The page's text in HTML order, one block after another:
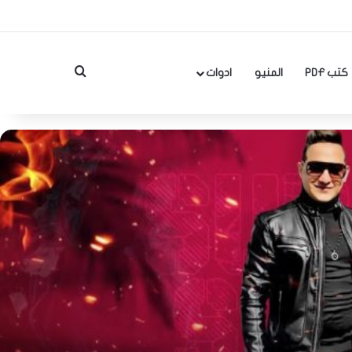
كتب PDF المنيو ادوات بحث عن